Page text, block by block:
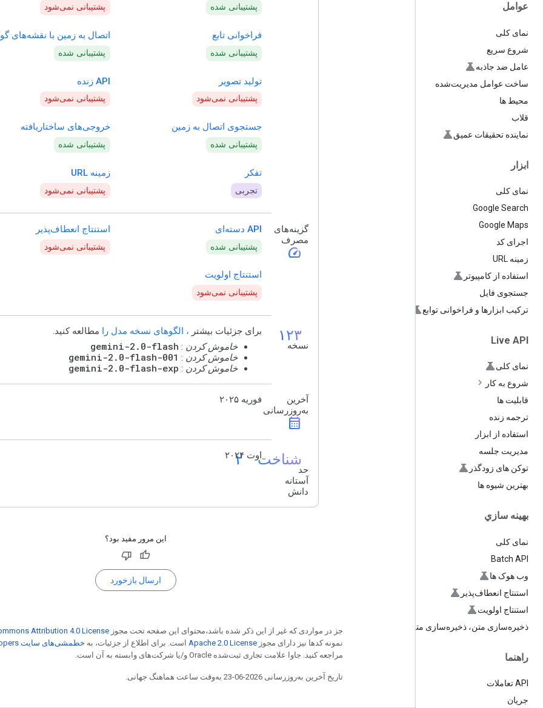
عوامل
نمای کلی
شروع سریع
عامل ضد جاذبه
ساخت عوامل مدیریت‌شده
محیط ها
قلاب
نماینده تحقیقات عمیق
ابزار
نمای کلی
Google Search
Google Maps
اجرای کد
زمینه URL
استفاده از کامپیوتر
جستجوی فایل
ترکیب ابزارها و فراخوانی توابع
Live API
نمای کلی
شروع به کار
قابلیت ها
ترجمه زنده
استفاده از ابزار
مدیریت جلسه
توکن های زودگذر
بهترین شیوه ها
بهينه سازي
نمای کلی
Batch API
وب هوک ها
استنتاج انعطاف‌پذیر
استنتاج اولویت
ذخیره‌سازی متن، ذخیره‌سازی متن
راهنما
API تعاملات
جریان
پشتیبانی شده پشتیبانی نمی‌شود
فراخوانی تابع
پشتیبانی شده
اتصال به زمین با نقشه‌های
پشتیبانی شده
تولید تصویر
پشتیبانی نمی‌شود
API زنده
پشتیبانی نمی‌شود
جستجوی اتصال به زمین
پشتیبانی شده
خروجی‌های ساختاریافته
پشتیبانی شده
تفکر
تجربی
زمینه URL
پشتیبانی نمی‌شود
گزینه‌های
مصرف
speed
API دسته‌ای
پشتیبانی شده
استنتاج انعطاف‌پذیر
پشتیبانی نمی‌شود
استنتاج اولویت
پشتیبانی نمی‌شود
۱۲۳
نسخه
برای جزئیات بیشتر ، الگوهای نسخه مدل را مطالعه کنید.
خاموش کردن :
gemini-2.0-flash
خاموش کردن :
gemini-2.0-flash-001
خاموش کردن :
gemini-2.0-flash-exp
آخرین
به‌روزرسانی
calendar_month
فوریه ۲۰۲۵
شناخت_۲
حد
آستانه
دانش
اوت ۲۰۲۴
این مرور مفید بود؟
ارسال بازخورد
جز در مواردی که غیر از این ذکر شده باشد،‌محتوای این صفحه تحت مجوز Attribution 4.0 License
نمونه کدها نیز دارای مجوز Apache 2.0 License است. برای اطلاع از جزئیات، به خطمشی‌های سایت Google Developers‏
مراجعه کنید. جاوا علامت تجاری ثبت‌شده Oracle و/یا شرکت‌های وابسته به آن است.
تاریخ آخرین به‌روزرسانی 2026-06-23 به‌وقت ساعت هماهنگ جهانی.